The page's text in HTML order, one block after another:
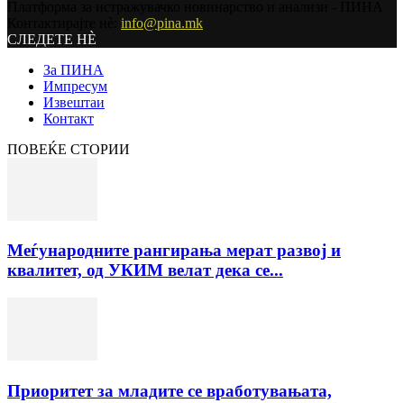
info@pina.mk
СЛЕДЕТЕ НЀ
За ПИНА
Импресум
Извештаи
Контакт
ПОВЕЌЕ СТОРИИ
Меѓународните рангирања мерат развој и
квалитет, од УКИМ велат дека се...
Приоритет за младите се вработувањата,